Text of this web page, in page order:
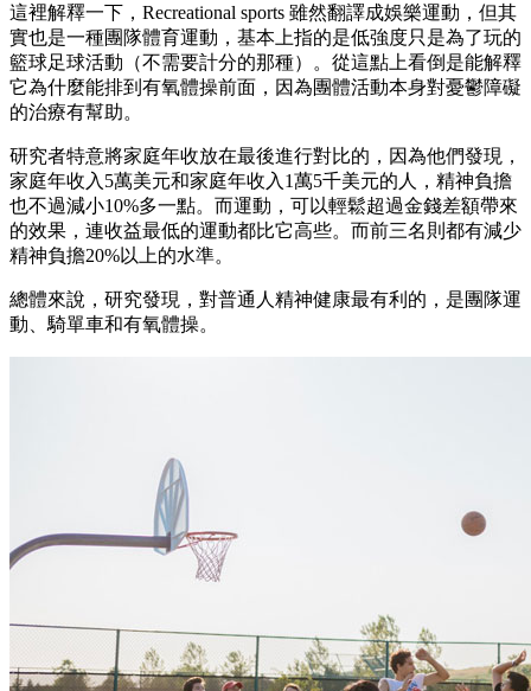
這裡解釋一下，Recreational sports 雖然翻譯成娛樂運動，但其
實也是一種團隊體育運動，基本上指的是低強度只是為了玩的
籃球足球活動（不需要計分的那種）。從這點上看倒是能解釋
它為什麼能排到有氧體操前面，因為團體活動本身對憂鬱障礙
的治療有幫助。
研究者特意將家庭年收放在最後進行對比的，因為他們發現，
家庭年收入5萬美元和家庭年收入1萬5千美元的人，精神負擔
也不過減小10%多一點。而運動，可以輕鬆超過金錢差額帶來
的效果，連收益最低的運動都比它高些。而前三名則都有減少
精神負擔20%以上的水準。
總體來說，研究發現，對普通人精神健康最有利的，是團隊運
動、騎單車和有氧體操。